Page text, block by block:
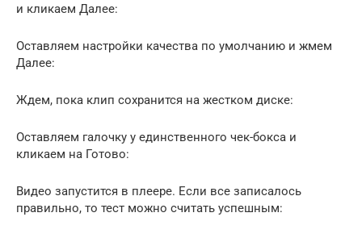
и кликаем Далее:
Оставляем настройки качества по умолчанию и жмем
Далее:
Ждем, пока клип сохранится на жестком диске:
Оставляем галочку у единственного чек-бокса и
кликаем на Готово:
Видео запустится в плеере. Если все записалось
правильно, то тест можно считать успешным: